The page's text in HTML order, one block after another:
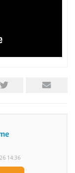
14:36